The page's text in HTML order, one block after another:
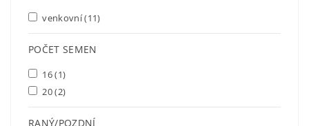
venkovní(11)
POČET SEMEN
16(1)
20(2)
RANÝ/POZDNÍ